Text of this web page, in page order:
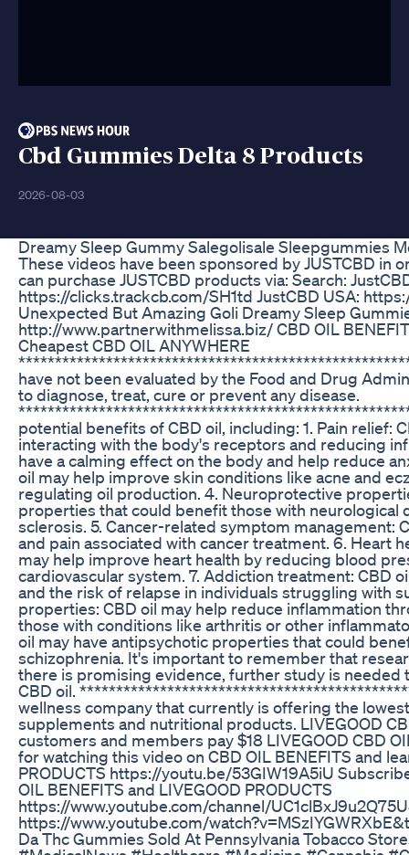
Cbd Gummies Delta 8 Products
2026-08-03
Dreamy Sleep Gummy Salegolisale Sleepgummies
These videos have been sponsored by JUSTCBD in
can purchase JUSTCBD products via: Search:
https://clicks.trackcb.com/SH1td JustCBD USA:
Unexpected But Amazing Goli Dreamy Sleep
http://www.partnerwithmelissa.biz/ CBD OIL
Cheapest CBD OIL ANYWHERE
have not been evaluated by the Food and Drug
to diagnose, treat, cure or prevent any disease.
potential benefits of CBD oil, including: 1. Pain relief:
interacting with the body's receptors and reducing
have a calming effect on the body and help reduce
oil may help improve skin conditions like acne and
regulating oil production. 4. Neuroprotective
properties that could benefit those with
sclerosis. 5. Cancer-related symptom management:
and pain associated with cancer treatment. 6. Heart
may help improve heart health by reducing blood
cardiovascular system. 7. Addiction treatment: CBD
and the risk of relapse in individuals struggling with
properties: CBD oil may help reduce inflammation
those with conditions like arthritis or other
oil may have antipsychotic properties that could
schizophrenia. It's important to remember that
there is promising evidence, further study is
CBD oil.
wellness company that currently is offering the
supplements and nutritional products. LIVEGOOD
customers and members pay $18 LIVEGOOD CBD
for watching this video on CBD OIL BENEFITS and
PRODUCTS https://youtu.be/53GIW19A5iU
OIL BENEFITS and LIVEGOOD PRODUCTS
https://www.youtube.com/channel/
https://www.youtube.com/
Da Thc Gummies Sold At Pennsylvania Tobacco